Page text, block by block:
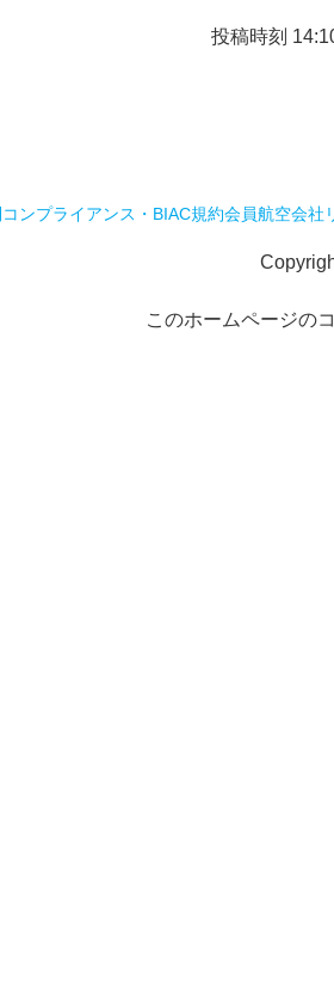
投稿時刻
コンプライアンス・BIAC規約会員航空会社
このホームページの